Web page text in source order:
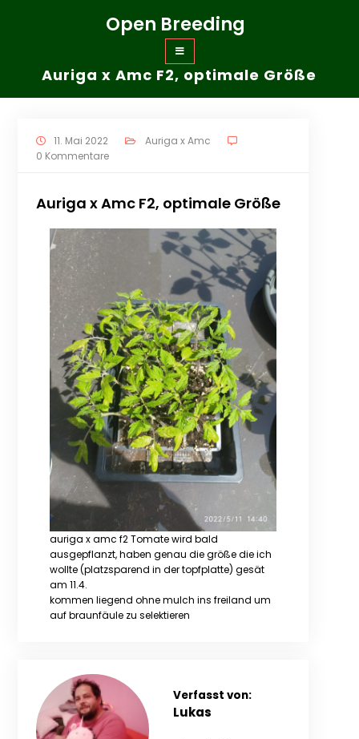
Open Breeding
Auriga x Amc F2, optimale Größe
11. Mai 2022
Auriga x Amc
0 Kommentare
Auriga x Amc F2, optimale Größe
auriga x amc f2 Tomate wird bald
ausgepflanzt, haben genau die größe die ich
wollte (platzsparend in der topfplatte) gesät
am 11.4.
kommen liegend ohne mulch ins freiland um
auf braunfäule zu selektieren
Verfasst von:
Lukas